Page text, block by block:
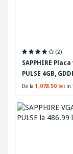
(2)
SAPPHIRE
PULSE 4GB,
De la 1,078.50 lei in 1